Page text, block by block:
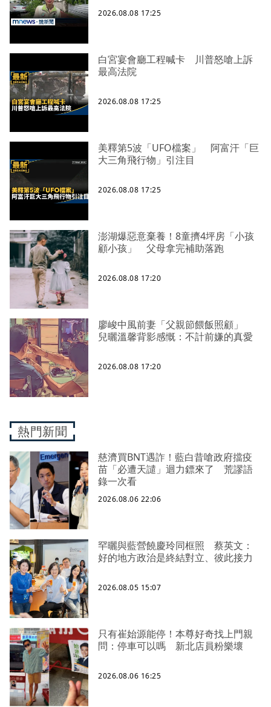
2026.08.08 17:25
白宮宴會廳工程喊卡 川普怒嗆上訴
最高法院
2026.08.08 17:25
美釋第5波「UFO檔案」 阿富汗「巨
大三角飛行物」引注目
2026.08.08 17:25
澎湖爆惡意棄養！8童擠4坪房「小孩
顧小孩」 父母拿完補助落跑
2026.08.08 17:20
廖峻中風前妻「父親節餵飯照顧」
兒曬溫馨背影感慨：不計前嫌的真愛
2026.08.08 17:20
熱門新聞
慈濟買BNT遇詐！藍白昔嗆政府擋疫
苗「必遭天譴」迴力鏢來了 荒謬語
錄一次看
2026.08.06 22:06
罕曬與藍營饒慶玲同框照 蔡英文：
好的地方政治是終結對立、彼此接力
2026.08.05 15:07
只有崔始源能停！本尊好奇找上門親
問：停車可以嗎 新北店員粉樂壞
2026.08.06 16:25